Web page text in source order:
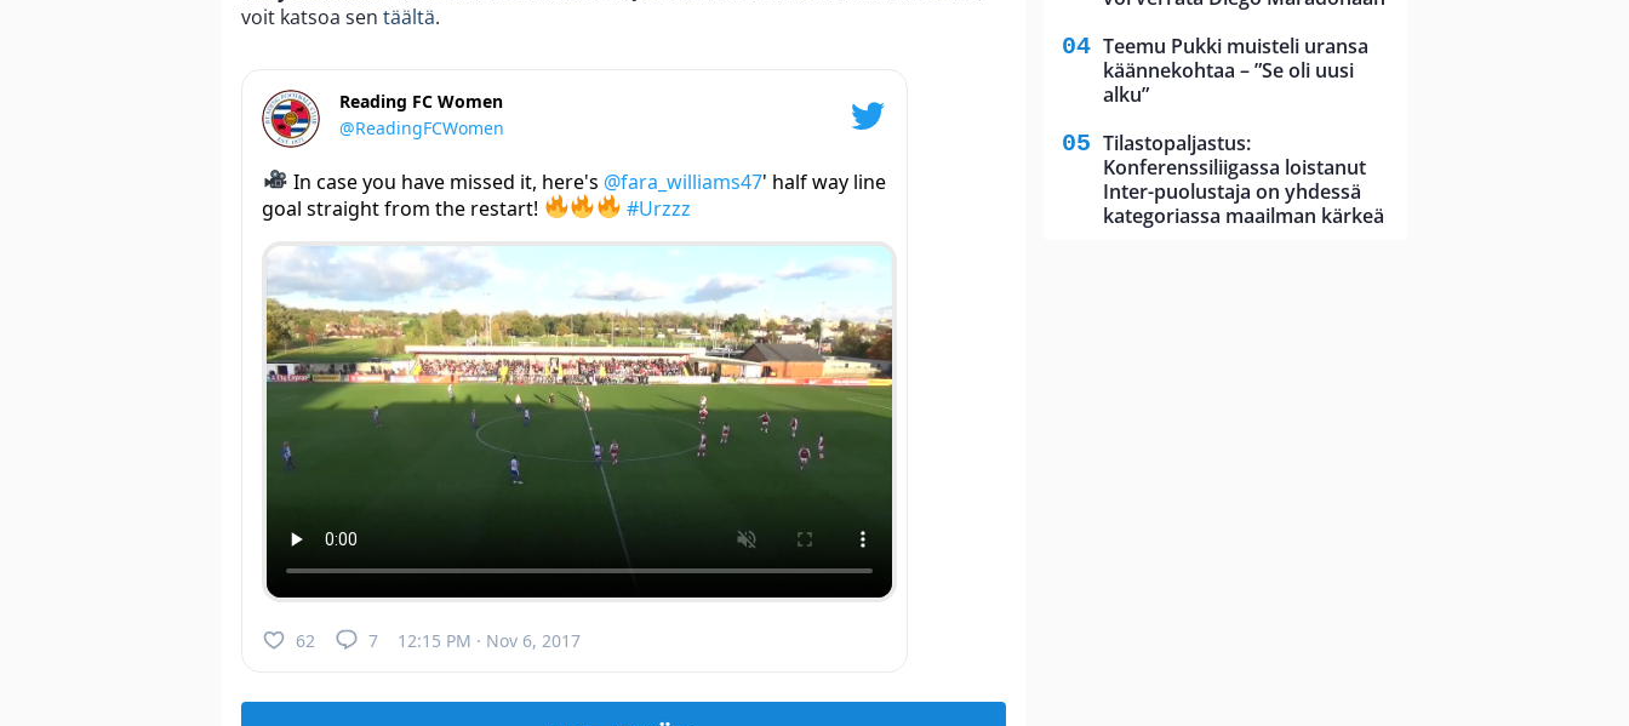
voit katsoa sen täältä.
Reading FC Women
@ReadingFCWomen
In case you have missed it, here's @fara_williams47' half way line
goal straight from the restart!
#Urzzz
62 7 12:15 PM · Nov 6, 2017
Teemu Pukki muisteli uransa
käännekohtaa – ”Se oli uusi
alku”
Tilastopaljastus:
Konferenssiliigassa loistanut
Inter-puolustaja on yhdessä
kategoriassa maailman kärkeä